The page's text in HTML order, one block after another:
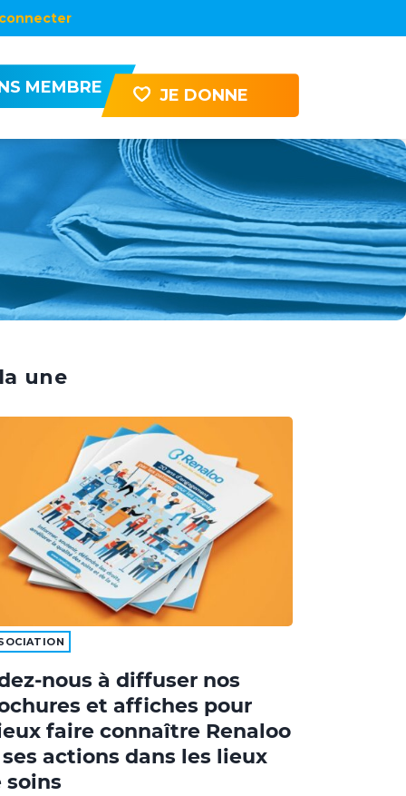
MEMBRE JE DONNE
une
nous à diffuser nos
et affiches pour
faire connaître Renaloo
actions dans les lieux
soins